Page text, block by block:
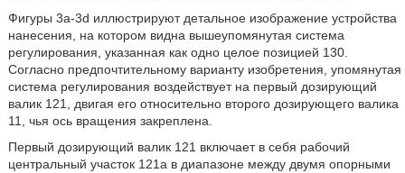
Фигуры 3а-3d иллюстрируют детальное изображение устройства
нанесения, на котором видна вышеупомянутая система
регулирования, указанная как одно целое позицией 130.
Согласно предпочтительному варианту изобретения, упомянутая
система регулирования воздействует на первый дозирующий
валик 121, двигая его относительно второго дозирующего валика
11, чья ось вращения закреплена.
Первый дозирующий валик 121 включает в себя рабочий
центральный участок 121а в диапазоне между двумя опорными